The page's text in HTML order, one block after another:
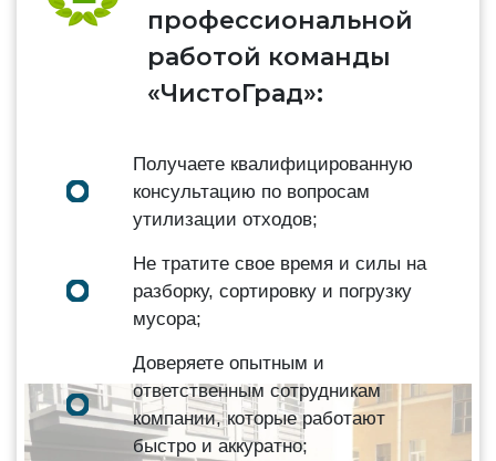
профессиональной
работой команды
«ЧистоГрад»:
Получаете квалифицированную
консультацию по вопросам
утилизации отходов;
Не тратите свое время и силы на
разборку, сортировку и погрузку
мусора;
Доверяете опытным и
ответственным сотрудникам
компании, которые работают
быстро и аккуратно;